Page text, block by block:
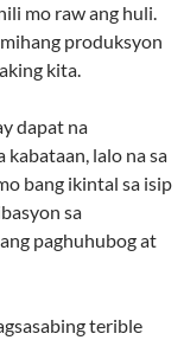
mo raw ang huli.
produksyon
kita.
dapat na
lalo na sa
bang ikintal sa isip
sa
paghuhubog at
terible